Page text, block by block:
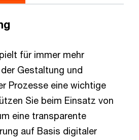
für immer mehr
Gestaltung und
Prozesse eine wichtige
Sie beim Einsatz von
eine transparente
auf Basis digitaler